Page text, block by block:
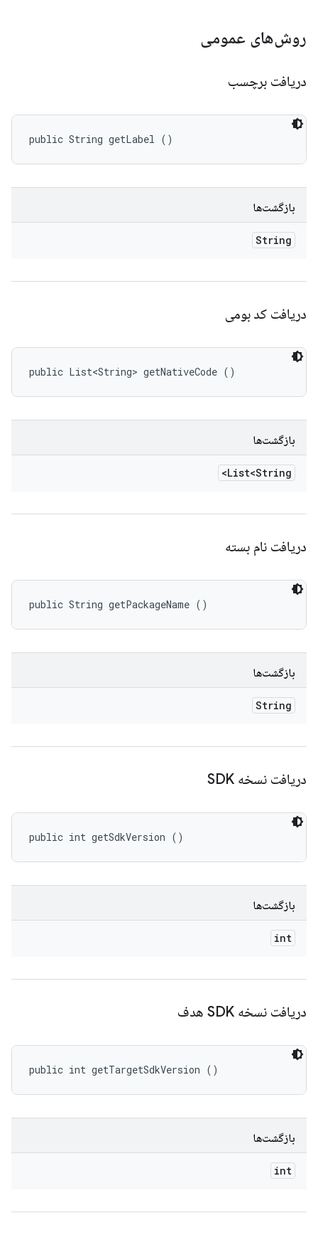
روش‌های عمومی
دریافت برچسب
public String getLabel ()
بازگشت‌ها
String
دریافت کد بومی
public List<String> getNativeCode ()
بازگشت‌ها
List<String>
دریافت نام بسته
public String getPackageName ()
بازگشت‌ها
String
دریافت نسخه SDK
public int getSdkVersion ()
بازگشت‌ها
int
دریافت نسخه SDK هدف
public int getTargetSdkVersion ()
بازگشت‌ها
int